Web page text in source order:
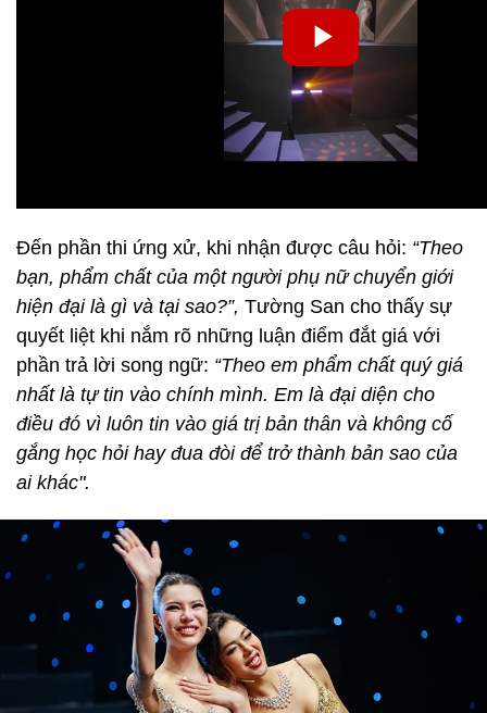
Đến phần thi ứng xử, khi nhận được câu hỏi: “Theo
bạn, phẩm chất của một người phụ nữ chuyển giới
hiện đại là gì và tại sao?”, Tường San cho thấy sự
quyết liệt khi nắm rõ những luận điểm đắt giá với
phần trả lời song ngữ: “Theo em phẩm chất quý giá
nhất là tự tin vào chính mình. Em là đại diện cho
điều đó vì luôn tin vào giá trị bản thân và không cố
gắng học hỏi hay đua đòi để trở thành bản sao của
ai khác".